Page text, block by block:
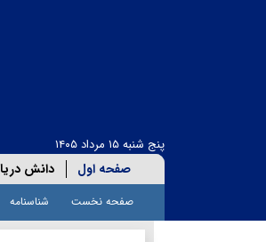
پنج شنبه ۱۵ مرداد ۱۴۰۵
صفحه اول دانش دریا
صفحه نخست شناسنامه